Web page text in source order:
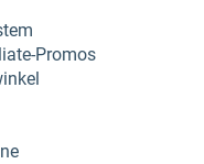
Promos